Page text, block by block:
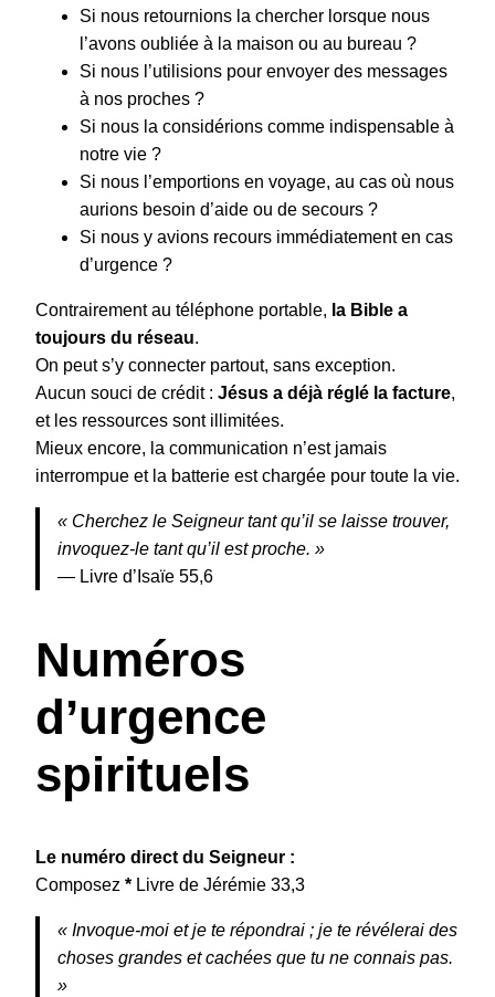
Si nous retournions la chercher lorsque nous
l’avons oubliée à la maison ou au bureau ?
Si nous l’utilisions pour envoyer des messages
à nos proches ?
Si nous la considérions comme indispensable à
notre vie ?
Si nous l’emportions en voyage, au cas où nous
aurions besoin d’aide ou de secours ?
Si nous y avions recours immédiatement en cas
d’urgence ?
Contrairement au téléphone portable, la Bible a
toujours du réseau.
On peut s’y connecter partout, sans exception.
Aucun souci de crédit : Jésus a déjà réglé la facture,
et les ressources sont illimitées.
Mieux encore, la communication n’est jamais
interrompue et la batterie est chargée pour toute la vie.
« Cherchez le Seigneur tant qu’il se laisse trouver,
invoquez-le tant qu’il est proche. »
— Livre d’Isaïe 55,6
Numéros
d’urgence
spirituels
Le numéro direct du Seigneur :
Composez * Livre de Jérémie 33,3
« Invoque-moi et je te répondrai ; je te révélerai des
choses grandes et cachées que tu ne connais pas.
»